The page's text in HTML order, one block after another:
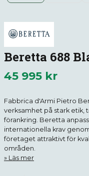
Beretta 688
45 995 kr
Fabbrica d'Armi Pietro
verksamhet på stark etik,
förankring. Beretta
internationella krav
företaget attraktivt för
områden.
Läs mer